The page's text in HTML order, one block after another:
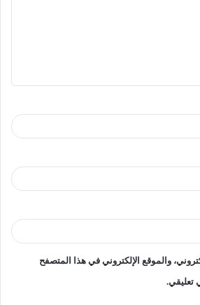
والموقع الإلكتروني في هذا المتصفح
تعليقي.